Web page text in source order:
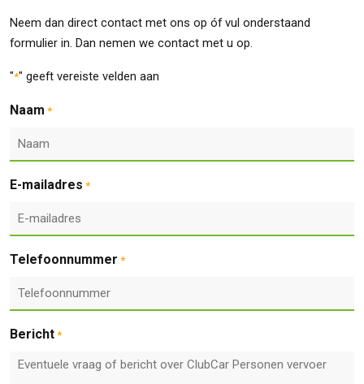
Neem dan direct contact met ons op óf vul onderstaand
formulier in. Dan nemen we contact met u op.
"*" geeft vereiste velden aan
Naam *
E-mailadres *
Telefoonnummer *
Bericht *